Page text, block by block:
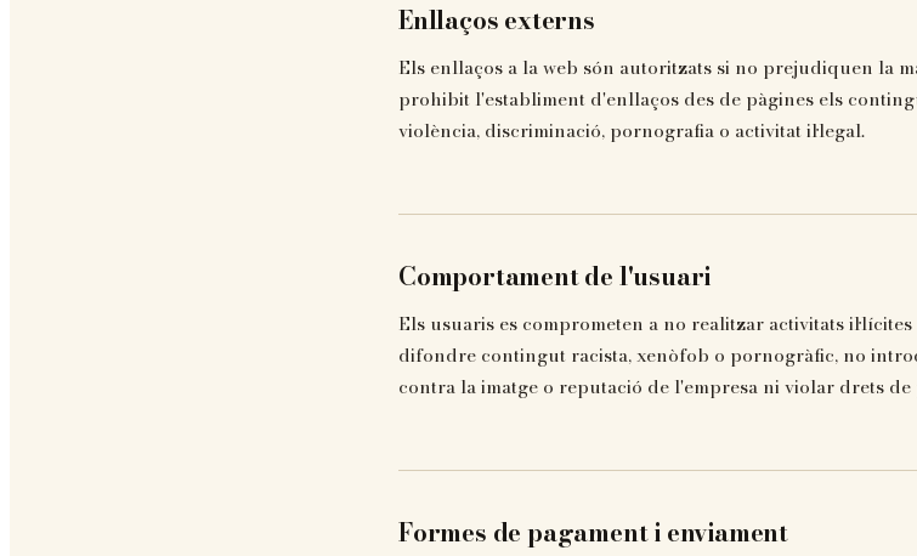
Enllaços externs
Els enllaços a la web són autoritzats si no prejudiquen la
prohibit l'establiment d'enllaços des de pàgines els
violència, discriminació, pornografia o activitat il·legal.
Comportament de l'usuari
Els usuaris es comprometen a no realitzar activitats
difondre contingut racista, xenòfob o pornogràfic, no
contra la imatge o reputació de l'empresa ni violar drets
Formes de pagament i enviament